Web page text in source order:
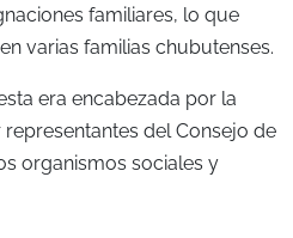
familiares, lo que
varias familias chubutenses.
era encabezada por la
del Consejo de
organismos sociales y